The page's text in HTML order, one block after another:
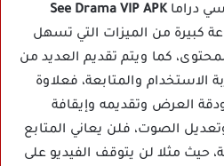
دراماSee Drama VIP APK
كبيرة من الميزات التي تسهل
كما ويتم تقديم العديد من
الاستخدام والمتابعة، فعلاوة
العرض وتقديمه وإيقافة
وتعديل الصوت، فلن يعاني المتابع
حيث مثلا لن يتوقف الفيديو على